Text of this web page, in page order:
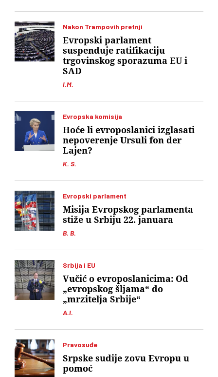
Nakon Trampovih pretnji
I.M.
Evropski parlament
suspenduje ratifikaciju
trgovinskog sporazuma EU i
SAD
Evropska komisija
K. S.
Hoće li evroposlanici izglasati
nepoverenje Ursuli fon der
Lajen?
Evropski parlament
B. B.
Misija Evropskog parlamenta
stiže u Srbiju 22. januara
Srbija i EU
A.I.
Vučić o evroposlanicima: Od
„evropskog šljama“ do
„mrzitelja Srbije“
Pravosuđe
Srpske sudije zovu Evropu u
pomoć